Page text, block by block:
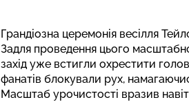
Грандіозна церемонія весілля
Задля проведення цього
захід уже встигли охрестити
фанатів блокували рух,
Масштаб урочистості вразив